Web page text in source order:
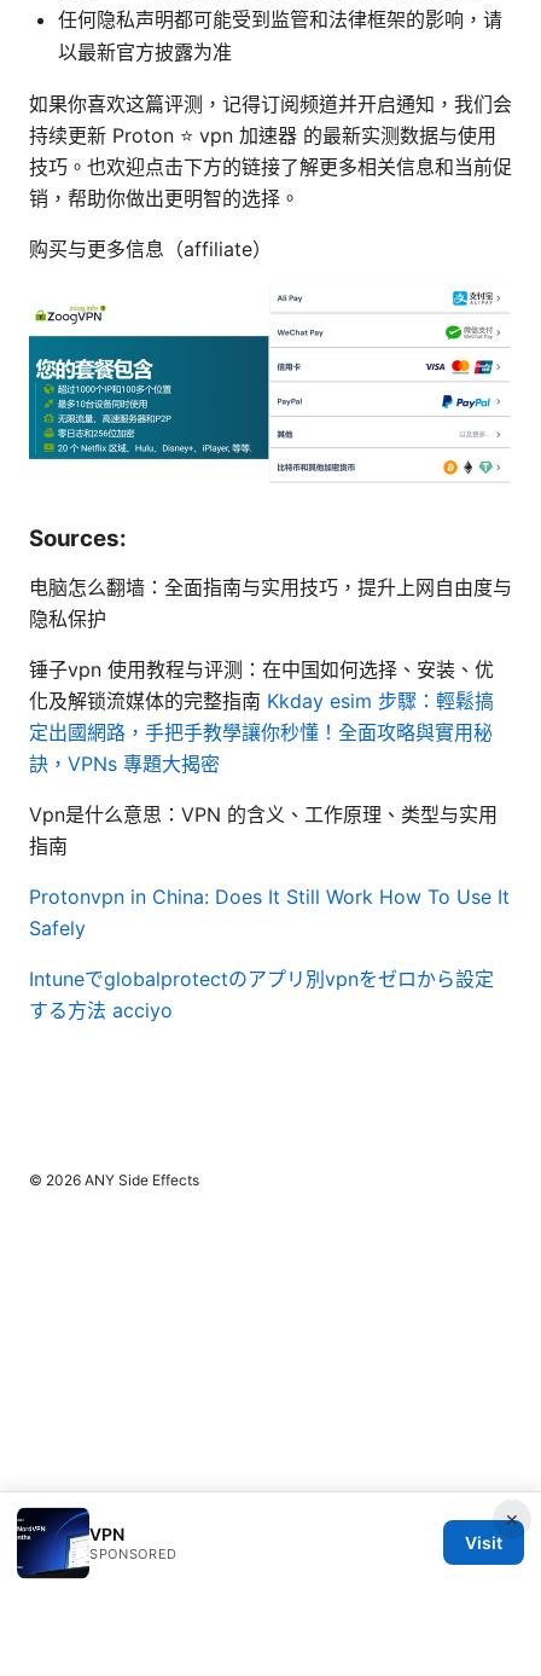
任何隐私声明都可能受到监管和法律框架的影响，请
以最新官方披露为准
如果你喜欢这篇评测，记得订阅频道并开启通知，我们会
持续更新 Proton ⭐ vpn 加速器 的最新实测数据与使用
技巧。也欢迎点击下方的链接了解更多相关信息和当前促
销，帮助你做出更明智的选择。
购买与更多信息（affiliate）
Sources:
电脑怎么翻墙：全面指南与实用技巧，提升上网自由度与
隐私保护
锤子vpn 使用教程与评测：在中国如何选择、安装、优
化及解锁流媒体的完整指南 Kkday esim 步驟：輕鬆搞
定出國網路，手把手教學讓你秒懂！全面攻略與實用秘
訣，VPNs 專題大揭密
Vpn是什么意思：VPN 的含义、工作原理、类型与实用
指南
Protonvpn in China: Does It Still Work How To Use It
Safely
Intuneでglobalprotectのアプリ別vpnをゼロから設定
する方法 acciyo
×
VPN
SPONSORED
Visit
© 2026 ANY Side Effects